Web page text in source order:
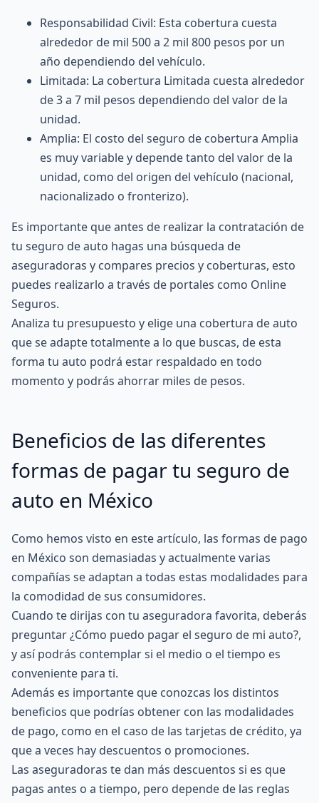
Responsabilidad Civil: Esta cobertura cuesta
alrededor de mil 500 a 2 mil 800 pesos por un
año dependiendo del vehículo.
Limitada: La cobertura Limitada cuesta alrededor
de 3 a 7 mil pesos dependiendo del valor de la
unidad.
Amplia: El costo del seguro de cobertura Amplia
es muy variable y depende tanto del valor de la
unidad, como del origen del vehículo (nacional,
nacionalizado o fronterizo).
Es importante que antes de realizar la contratación de
tu seguro de auto hagas una búsqueda de
aseguradoras y compares precios y coberturas, esto
puedes realizarlo a través de portales como Online
Seguros.
Analiza tu presupuesto y elige una cobertura de auto
que se adapte totalmente a lo que buscas, de esta
forma tu auto podrá estar respaldado en todo
momento y podrás ahorrar miles de pesos.
Beneficios de las diferentes
formas de pagar tu seguro de
auto en México
Como hemos visto en este artículo, las formas de pago
en México son demasiadas y actualmente varias
compañías se adaptan a todas estas modalidades para
la comodidad de sus consumidores.
Cuando te dirijas con tu aseguradora favorita, deberás
preguntar ¿Cómo puedo pagar el seguro de mi auto?,
y así podrás contemplar si el medio o el tiempo es
conveniente para ti.
Además es importante que conozcas los distintos
beneficios que podrías obtener con las modalidades
de pago, como en el caso de las tarjetas de crédito, ya
que a veces hay descuentos o promociones.
Las aseguradoras te dan más descuentos si es que
pagas antes o a tiempo, pero depende de las reglas